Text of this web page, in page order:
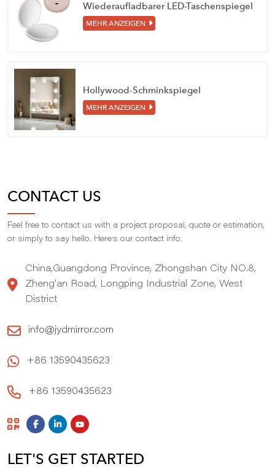
Wiederaufladbarer LED-Taschenspiegel
MEHR ANZEIGEN
Hollywood-Schminkspiegel
MEHR ANZEIGEN
CONTACT US
Feel free to contact us with a project proposal, quote or estimation,
or simply to say hello. Here,s our contact info.
China,Guangdong Province, Zhongshan City NO.8,
Zheng'an Road, Longping Industrial Zone, West
District
info@jydmirror.com
+86 13590435623
+86 13590435623
LET'S GET STARTED